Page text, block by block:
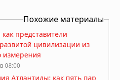
Похожие материалы
представители
цивилизации из
измерения
08:00
Атлантиды: как пять пар